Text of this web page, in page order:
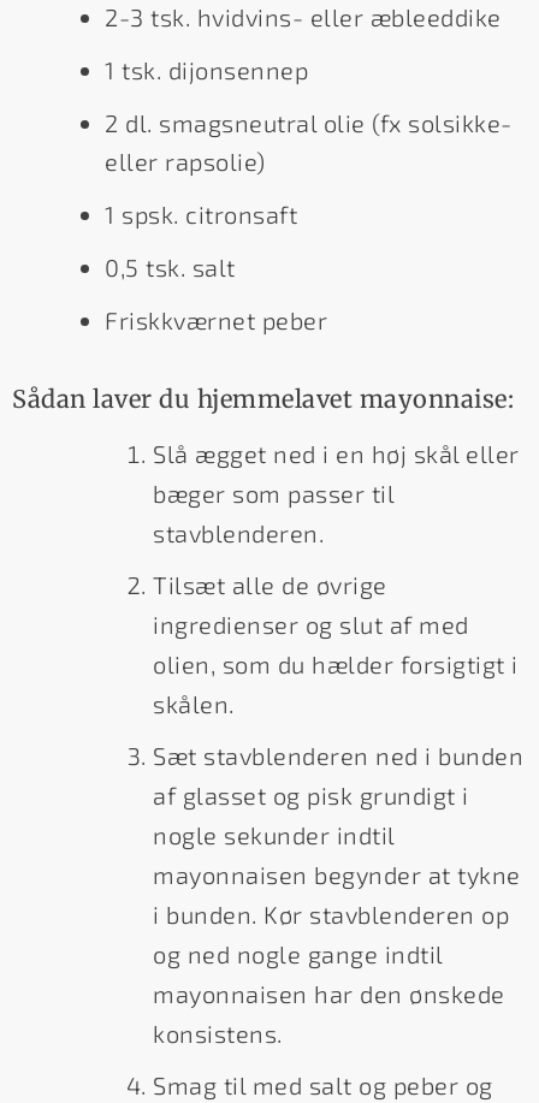
2-3 tsk. hvidvins- eller æbleeddike
1 tsk. dijonsennep
2 dl. smagsneutral olie (fx solsikke-
eller rapsolie)
1 spsk. citronsaft
0,5 tsk. salt
Friskkværnet peber
Sådan laver du hjemmelavet mayonnaise:
Slå ægget ned i en høj skål eller
bæger som passer til
stavblenderen.
Tilsæt alle de øvrige
ingredienser og slut af med
olien, som du hælder forsigtigt i
skålen.
Sæt stavblenderen ned i bunden
af glasset og pisk grundigt i
nogle sekunder indtil
mayonnaisen begynder at tykne
i bunden. Kør stavblenderen op
og ned nogle gange indtil
mayonnaisen har den ønskede
konsistens.
Smag til med salt og peber og